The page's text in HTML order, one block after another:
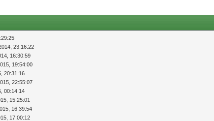
23:16:22
16:30:59
19:54:00
20:31:16
22:55:07
00:14:14
15:25:01
16:39:54
17:00:12